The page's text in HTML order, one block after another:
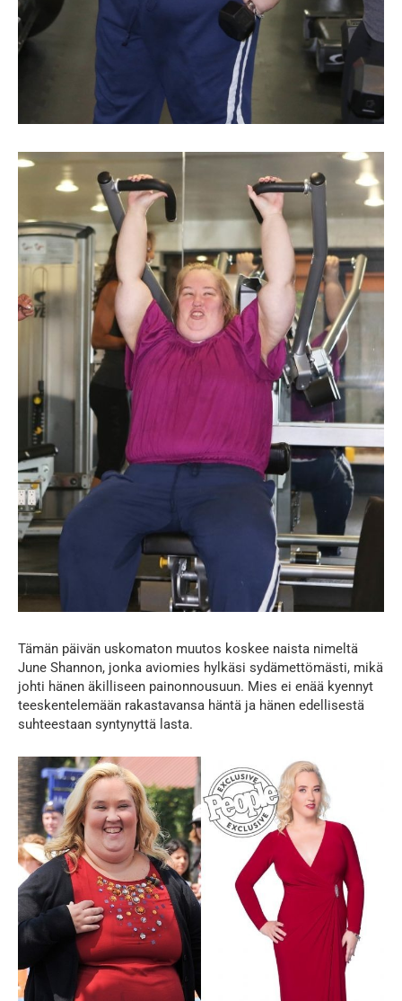
Tämän päivän uskomaton muutos koskee naista nimeltä
June Shannon, jonka aviomies hylkäsi sydämettömästi, mikä
johti hänen äkilliseen painonnousuun. Mies ei enää kyennyt
teeskentelemään rakastavansa häntä ja hänen edellisestä
suhteestaan syntynyttä lasta.